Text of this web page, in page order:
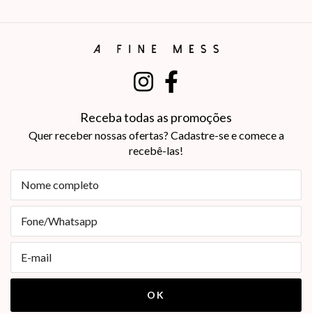
Receba todas as promoções
Quer receber nossas ofertas? Cadastre-se e comece a
recebê-las!